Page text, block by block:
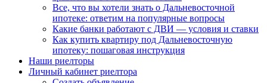
Все, что вы хотели знать о Дальневосточной
ипотеке: ответим на популярные вопросы
Какие банки работают с ДВИ — условия и ставки
Как купить квартиру под Дальневосточную
ипотеку: пошаговая инструкция
Наши риелторы
Личный кабинет риелтора